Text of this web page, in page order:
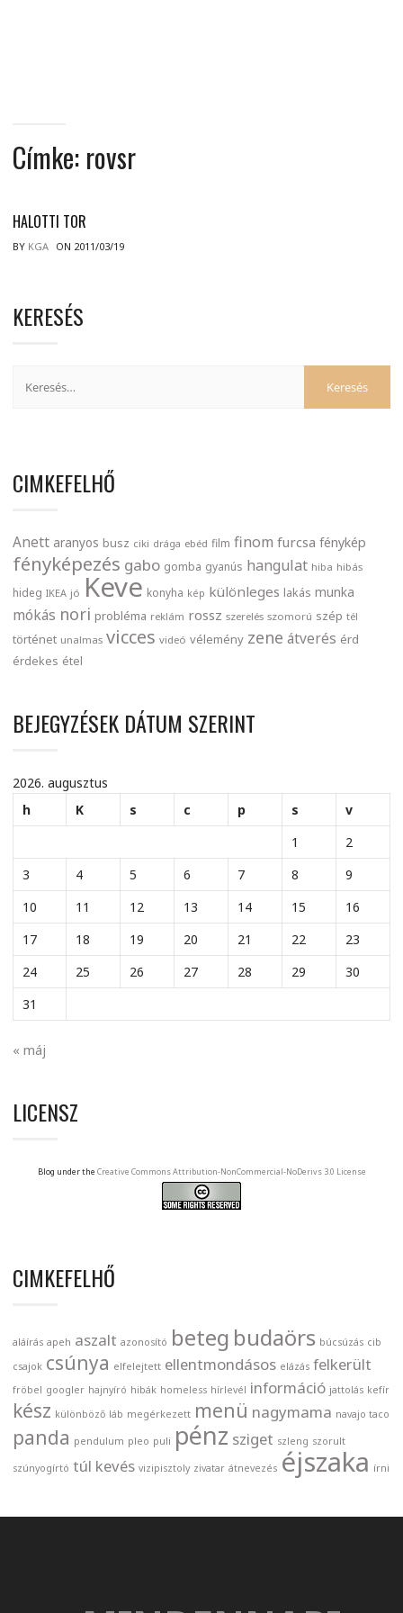
Címke: rovsr
HALOTTI TOR
BY KGA ON 2011/03/19
KERESÉS
CIMKEFELHŐ
Anett aranyos busz ciki drága ebéd film finom furcsa fénykép
fényképezés gabo gomba gyanús hangulat hiba hibás
hideg IKEA jó Keve konyha kép különleges lakás munka
mókás nori probléma reklám rossz szerelés szomorú szép tél
történet unalmas vicces videó vélemény zene átverés érd
érdekes étel
BEJEGYZÉSEK DÁTUM SZERINT
2026. augusztus
h
K s c p s
v
1
2
3
4 5 6 7 8
9
10
11 12 13 14 15
16
17
18 19 20 21 22
23
24
25 26 27 28 29
30
31
« máj
LICENSZ
Blog under the Creative Commons Attribution-NonCommercial-NoDerivs 3.0 License
CIMKEFELHŐ
aláírás apeh aszalt azonosító beteg budaörs búcsúzás cib
csajok csúnya elfelejtett ellentmondásos elázás felkerült
fröbel googler hajnyíró hibák homeless hírlevél információ jattolás kefír
kész különböző láb megérkezett menü nagymama navajo taco
panda pendulum pleo puli pénz sziget szleng szorult
szúnyogírtó túl kevés vizipisztoly zivatar átnevezés éjszaka írni